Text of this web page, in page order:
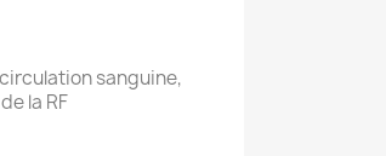
sanguine,
la RF